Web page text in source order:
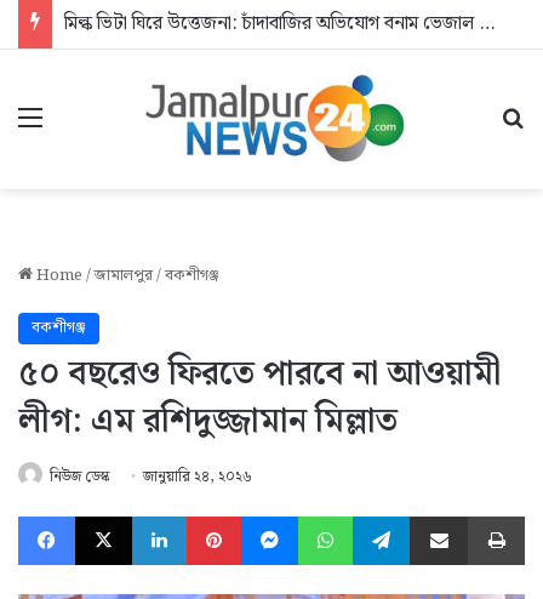
মিল্ক ভিটা ঘিরে উত্তেজনা: চাঁদাবাজির অভিযোগ বনাম ভেজাল দুধের জিডি
Menu
Home/জামালপুর/বকশীগঞ্জ
বকশীগঞ্জ
৫০ বছরেও ফিরতে পারবে না আওয়ামী
লীগ: এম রশিদুজ্জামান মিল্লাত
নিউজ ডেস্ক জানুয়ারি ২৪, ২০২৬
Facebook
X LinkedInPinterestMessengerWhatsAppTelegramShare via Email